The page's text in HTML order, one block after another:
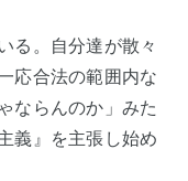
る。自分達が散々
応合法の範囲内な
ならんのか」みた
義』を主張し始め